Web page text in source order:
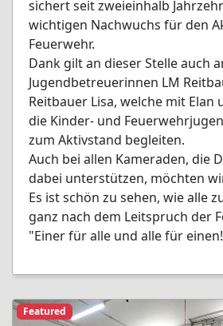
sichert seit zweieinhalb
wichtigen Nachwuchs für den
Feuerwehr.
Dank gilt an dieser Stelle auch
Jugendbetreuerinnen LM
Reitbauer Lisa, welche mit Elan
die Kinder- und
zum Aktivstand begleiten.
Auch bei allen Kameraden, die
dabei unterstützen, möchten
Es ist schön zu sehen, wie alle
ganz nach dem Leitspruch der
"Einer für alle und alle für
Featured